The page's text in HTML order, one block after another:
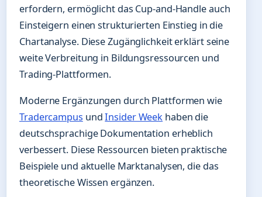
erfordern, ermöglicht das Cup-and-Handle auch
Einsteigern einen strukturierten Einstieg in die
Chartanalyse. Diese Zugänglichkeit erklärt seine
weite Verbreitung in Bildungsressourcen und
Trading-Plattformen.
Moderne Ergänzungen durch Plattformen wie
Tradercampus undInsider Week haben die
deutschsprachige Dokumentation erheblich
verbessert. Diese Ressourcen bieten praktische
Beispiele und aktuelle Marktanalysen, die das
theoretische Wissen ergänzen.